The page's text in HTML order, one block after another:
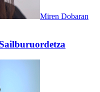
Miren Dobaran